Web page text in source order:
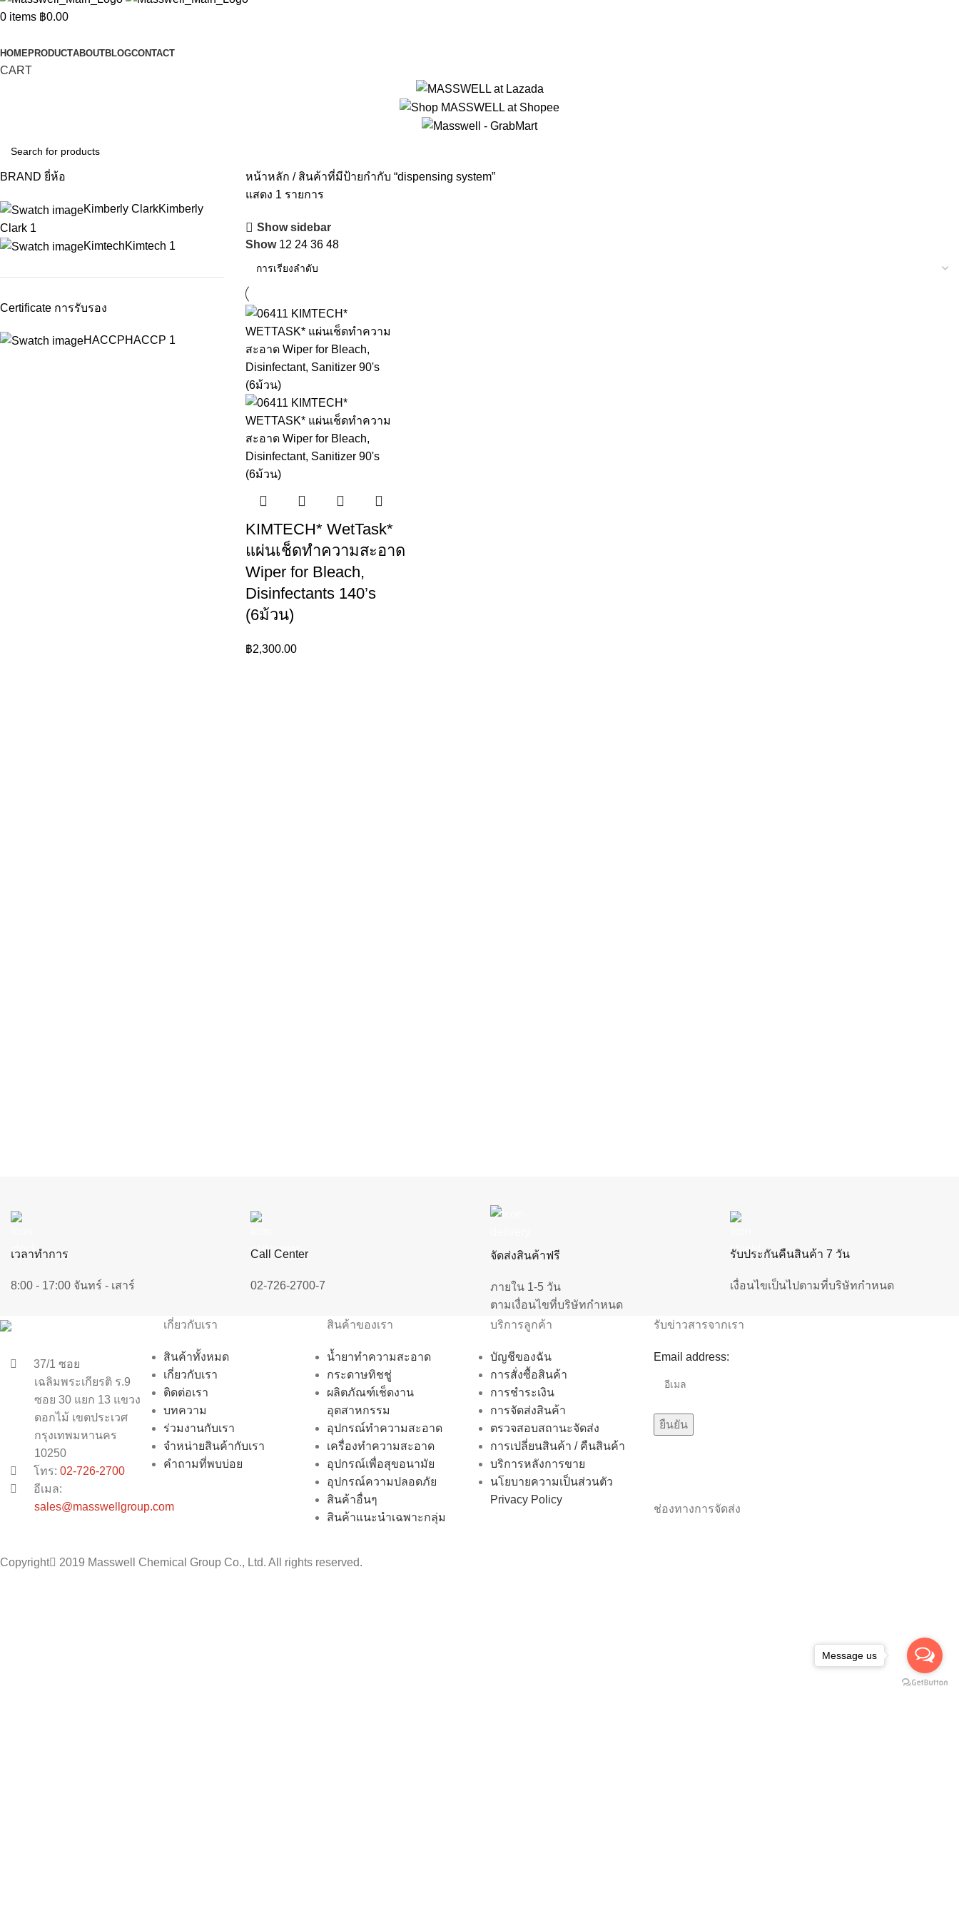
0 items ฿0.00
HOMEPRODUCTABOUTBLOGCONTACT
CART
BRAND ยี่ห้อ
Kimberly ClarkKimberly
Clark 1
KimtechKimtech 1
Certificate การรับรอง
HACCPHACCP 1
หน้าหลัก
สินค้าที่มีป้ายกำกับ “dispensing system”
แสดง 1 รายการ
Show sidebar
Show 12 24 36 48
KIMTECH* WetTask*
แผ่นเช็ดทำความสะอาด
Wiper for Bleach,
Disinfectants 140’s
(6ม้วน)
฿2,300.00
เวลาทำการ
8:00 - 17:00 จันทร์ - เสาร์
Call Center
02-726-2700-7
จัดส่งสินค้าฟรี
ภายใน 1-5 วัน
ตามเงื่อนไขที่บริษัทกำหนด
รับประกันคืนสินค้า 7 วัน
เงื่อนไขเป็นไปตามที่บริษัทกำหนด
37/1 ซอย
เฉลิมพระเกียรติ ร.9
ซอย 30 แยก 13 แขวง
ดอกไม้ เขตประเวศ
กรุงเทพมหานคร
10250
โทร: 02-726-2700
อีเมล:
sales@masswellgroup.com
เกี่ยวกับเรา
สินค้าทั้งหมด
เกี่ยวกับเรา
ติดต่อเรา
บทความ
ร่วมงานกับเรา
จำหน่ายสินค้ากับเรา
คำถามที่พบบ่อย
สินค้าของเรา
น้ำยาทำความสะอาด
กระดาษทิชชู่
ผลิตภัณฑ์เช็ดงาน
อุตสาหกรรม
อุปกรณ์ทำความสะอาด
เครื่องทำความสะอาด
อุปกรณ์เพื่อสุขอนามัย
อุปกรณ์ความปลอดภัย
สินค้าอื่นๆ
สินค้าแนะนำเฉพาะกลุ่ม
บริการลูกค้า
บัญชีของฉัน
การสั่งซื้อสินค้า
การชำระเงิน
การจัดส่งสินค้า
ตรวจสอบสถานะจัดส่ง
การเปลี่ยนสินค้า / คืนสินค้า
บริการหลังการขาย
นโยบายความเป็นส่วนตัว
Privacy Policy
รับข่าวสารจากเรา
Email address:
ช่องทางการจัดส่ง
Copyright 2019 Masswell Chemical Group Co., Ltd. All rights reserved.
Message us